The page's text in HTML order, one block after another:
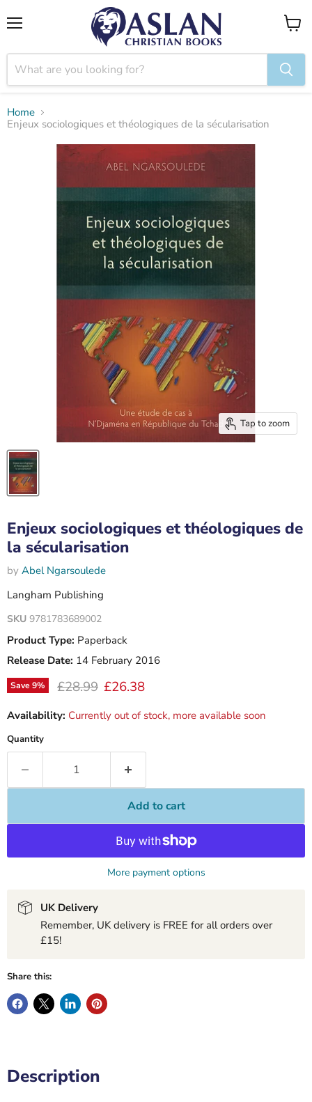
View
Home
Enjeux sociologiques et théologiques de la sécularisation
Tap to zoom
Enjeux sociologiques et théologiques de
la sécularisation
by Abel Ngarsoulede
Langham Publishing
SKU 9781783689002
Product Type: Paperback
Release Date: 14 February 2016
Save9% Original price
£28.99 Current price
£26.38
Availability: Currently out of stock, more available soon
Quantity
Add to cart
More payment options
UK Delivery
Remember, UK delivery is FREE for all orders over
£15!
Share this:
Description